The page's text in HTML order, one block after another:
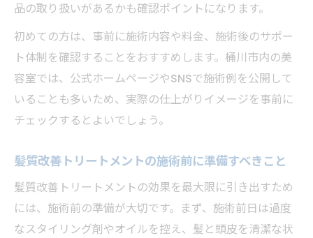
品の取り扱いがあるかも確認ポイントになります。
初めての方は、事前に施術内容や料金、施術後のサポー
ト体制を確認することをおすすめします。桶川市内の美
容室では、公式ホームページやSNSで施術例を公開して
いることも多いため、実際の仕上がりイメージを事前に
チェックするとよいでしょう。
髪質改善トリートメントの施術前に準備すべきこと
髪質改善トリートメントの効果を最大限に引き出すため
には、施術前の準備が大切です。まず、施術前日は過度
なスタイリング剤やオイルを控え、髪と頭皮を清潔な状